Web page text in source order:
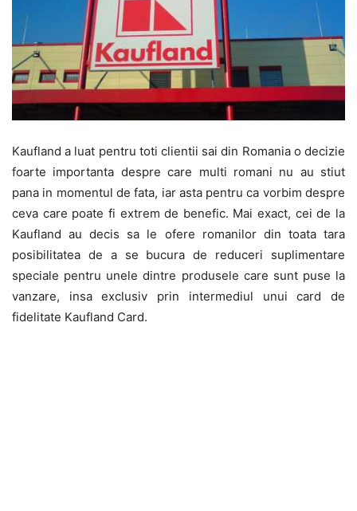
Kaufland a luat pentru toti clientii sai din Romania o decizie
foarte importanta despre care multi romani nu au stiut
pana in momentul de fata, iar asta pentru ca vorbim despre
ceva care poate fi extrem de benefic. Mai exact, cei de la
Kaufland au decis sa le ofere romanilor din toata tara
posibilitatea de a se bucura de reduceri suplimentare
speciale pentru unele dintre produsele care sunt puse la
vanzare, insa exclusiv prin intermediul unui card de
fidelitate Kaufland Card.